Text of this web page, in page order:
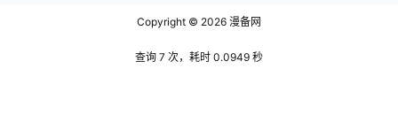
Copyright © 2026 漫备网
查询 7 次，耗时 0.0949 秒